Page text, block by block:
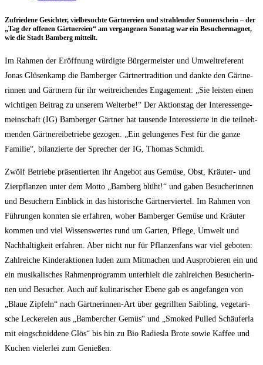
Zufrie­de­ne Gesich­ter, viel­be­such­te Gärt­ne­rei­en und strah­len­der Son­nen­schein – der
„Tag der offe­nen Gärt­ne­rei­en“ am ver­gan­ge­nen Sonn­tag war ein Besu­cher­ma­gnet,
wie die Stadt Bam­berg mitteilt.
Im Rah­men der Eröff­nung wür­dig­te Bür­ger­meis­ter und Umwelt­re­fe­rent
Jonas Glüsen­kamp die Bam­ber­ger Gärt­ner­tra­di­ti­on und dank­te den Gärt­ne­
rin­nen und Gärt­nern für ihr weit­rei­chen­des Enga­ge­ment: „Sie leis­ten einen
wich­ti­gen Bei­trag zu unse­rem Welt­erbe!“ Der Akti­ons­tag der Inter­es­sen­ge­
mein­schaft (IG) Bam­ber­ger Gärt­ner hat tau­sen­de Inter­es­sier­te in die teil­neh­
men­den Gärt­ne­rei­be­trie­be gezo­gen. „Ein gelun­ge­nes Fest für die gan­ze
Fami­lie“, bilan­zier­te der Spre­cher der IG, Tho­mas Schmidt.
Zwölf Betrie­be prä­sen­tier­ten ihr Ange­bot aus Gemü­se, Obst, Kräu­ter- und
Zier­pflan­zen unter dem Mot­to „Bam­berg blüht!“ und gaben Besu­che­rin­nen
und Besu­chern Ein­blick in das his­to­ri­sche Gärt­ner­vier­tel. Im Rah­men von
Füh­run­gen konn­ten sie erfah­ren, woher Bam­ber­ger Gemü­se und Kräu­ter
kom­men und viel Wis­sens­wer­tes rund um Gar­ten, Pfle­ge, Umwelt und
Nach­hal­tig­keit erfah­ren. Aber nicht nur für Pflan­zen­fans war viel gebo­ten:
Zahl­rei­che Kin­der­ak­tio­nen luden zum Mit­ma­chen und Aus­pro­bie­ren ein und
ein musi­ka­li­sches Rah­men­pro­gramm unter­hielt die zahl­rei­chen Besu­che­rin­
nen und Besu­cher. Auch auf kuli­na­ri­scher Ebe­ne gab es ange­fan­gen von
„Blaue Zip­feln“ nach Gärt­ne­rin­nen-Art über gegrill­ten Saib­ling, vege­ta­ri­
sche Lecke­rei­en aus „Bam­ber­cher Gemüs“ und „Smo­ked Pul­led Schäu­fer­la
mit eing­schnid­de­ne Glös“ bis hin zu Bio Radies­la Bro­te sowie Kaf­fee und
Kuchen vie­ler­lei zum Genießen.